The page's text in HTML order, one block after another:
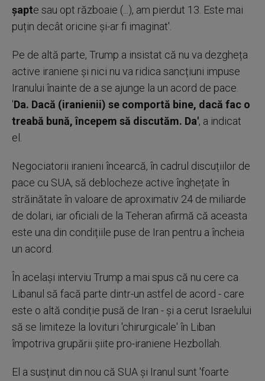
șapte sau opt războaie (...), am pierdut 13. Este mai
puțin decât oricine și-ar fi imaginat'.
Pe de altă parte, Trump a insistat că nu va dezgheța
active iraniene și nici nu va ridica sancțiuni impuse
Iranului înainte de a se ajunge la un acord de pace.
'Da. Dacă (iranienii) se comportă bine, dacă fac o
treabă bună, începem să discutăm. Da', a indicat
el.
Negociatorii iranieni încearcă, în cadrul discuțiilor de
pace cu SUA, să deblocheze active înghețate în
străinătate în valoare de aproximativ 24 de miliarde
de dolari, iar oficiali de la Teheran afirmă că aceasta
este una din condițiile puse de Iran pentru a încheia
un acord.
În același interviu Trump a mai spus că nu cere ca
Libanul să facă parte dintr-un astfel de acord - care
este o altă condiție pusă de Iran - și a cerut Israelului
să se limiteze la lovituri 'chirurgicale' în Liban
împotriva grupării șiite pro-iraniene Hezbollah.
El a susținut din nou că SUA și Iranul sunt 'foarte